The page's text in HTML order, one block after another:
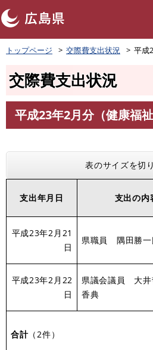
ペ
ー
頭
す
トップページ 交際費支出状況 平成
交際費支出状況
文
平成23年2月分（健康福祉
表のサイズを切
支出年月日 支出の内
平成23年2月21
日
県職員 隅田勝
平成23年2月22
日
県議会議員 大
香典
合計（2件）